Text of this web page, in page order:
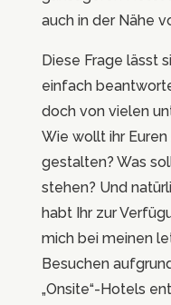
auch in der Nähe
Diese Frage lässt
einfach
doch von vielen
Wie wollt ihr
gestalten? Was
stehen? Und
habt Ihr zur
mich bei meinen
Besuchen
„Onsite“-Hotels